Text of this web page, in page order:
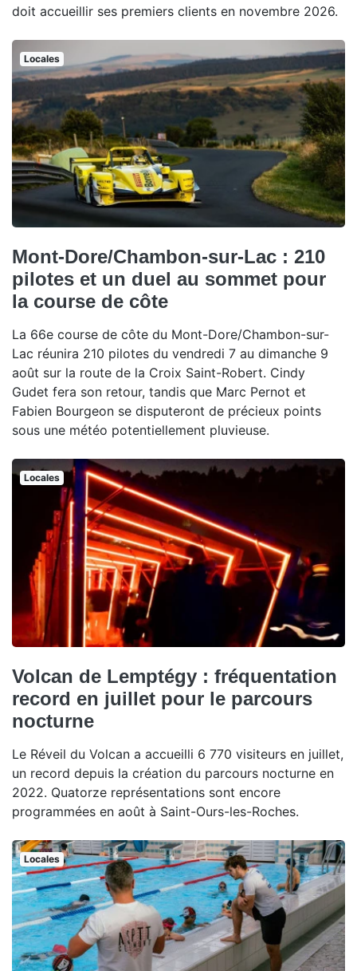
doit accueillir ses premiers clients en novembre 2026.
Locales
Mont-Dore/Chambon-sur-Lac : 210
pilotes et un duel au sommet pour
la course de côte
La 66e course de côte du Mont-Dore/Chambon-sur-
Lac réunira 210 pilotes du vendredi 7 au dimanche 9
août sur la route de la Croix Saint-Robert. Cindy
Gudet fera son retour, tandis que Marc Pernot et
Fabien Bourgeon se disputeront de précieux points
sous une météo potentiellement pluvieuse.
Locales
Volcan de Lemptégy : fréquentation
record en juillet pour le parcours
nocturne
Le Réveil du Volcan a accueilli 6 770 visiteurs en juillet,
un record depuis la création du parcours nocturne en
2022. Quatorze représentations sont encore
programmées en août à Saint-Ours-les-Roches.
Locales